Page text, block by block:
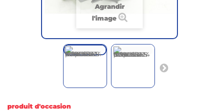
Agrandir
l'image
produit d'occasion